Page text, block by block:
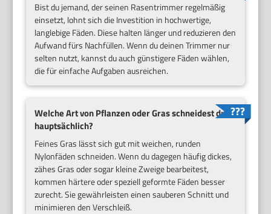
Bist du jemand, der seinen Rasentrimmer regelmäßig
einsetzt, lohnt sich die Investition in hochwertige,
langlebige Fäden. Diese halten länger und reduzieren den
Aufwand fürs Nachfüllen. Wenn du deinen Trimmer nur
selten nutzt, kannst du auch günstigere Fäden wählen,
die für einfache Aufgaben ausreichen.
Welche Art von Pflanzen oder Gras schneidest du
hauptsächlich?
Feines Gras lässt sich gut mit weichen, runden
Nylonfäden schneiden. Wenn du dagegen häufig dickes,
zähes Gras oder sogar kleine Zweige bearbeitest,
kommen härtere oder speziell geformte Fäden besser
zurecht. Sie gewährleisten einen sauberen Schnitt und
minimieren den Verschleiß.